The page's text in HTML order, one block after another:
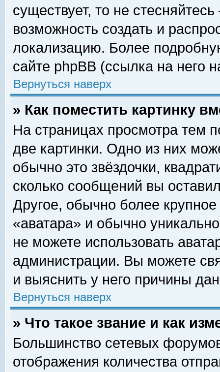
существует, то не
возможность создать и
локализацию. Более
сайте phpBB (ссылка на него
Вернуться наверх
» Как поместить картинку
На страницах просмотра тем
две картинки. Одно из них
обычно это звёздочки,
сколько сообщений вы
Другое, обычно более
«аватара» и обычно
не можете использовать
администрации. Вы можете
и выяснить у него причины
Вернуться наверх
» Что такое звание и как
Большинство сетевых
отображения количества